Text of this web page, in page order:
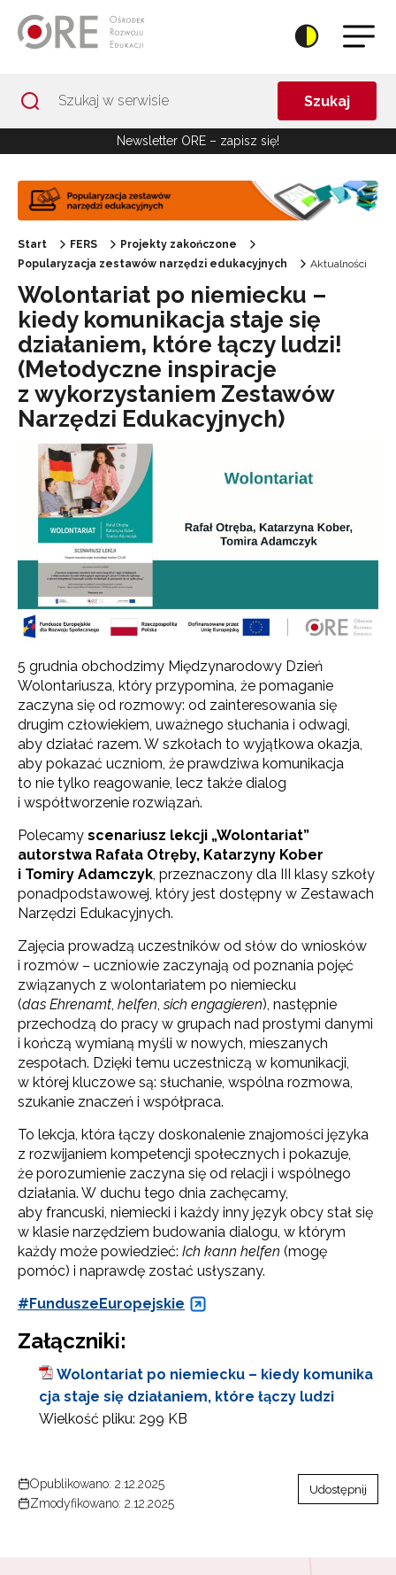
Szukaj
Newsletter ORE – zapisz się!
Start FERS
Projekty zakończone
Popularyzacja zestawów narzędzi edukacyjnych
Aktualności
Wolontariat po niemiecku –
kiedy komunikacja staje się
działaniem, które łączy ludzi!
(Metodyczne inspiracje
z wykorzystaniem Zestawów
Narzędzi Edukacyjnych)
5 grudnia obchodzimy Międzynarodowy Dzień
Wolontariusza, który przypomina, że pomaganie
zaczyna się od rozmowy: od zainteresowania się
drugim człowiekiem, uważnego słuchania i odwagi,
aby działać razem. W szkołach to wyjątkowa okazja,
aby pokazać uczniom, że prawdziwa komunikacja
to nie tylko reagowanie, lecz także dialog
i współtworzenie rozwiązań.
Polecamy scenariusz lekcji „Wolontariat”
autorstwa Rafała Otręby, Katarzyny Kober
i Tomiry Adamczyk, przeznaczony dla III klasy szkoły
ponadpodstawowej, który jest dostępny w Zestawach
Narzędzi Edukacyjnych.
Zajęcia prowadzą uczestników od słów do wniosków
i rozmów – uczniowie zaczynają od poznania pojęć
związanych z wolontariatem po niemiecku
(das Ehrenamt, helfen,sich engagieren), następnie
przechodzą do pracy w grupach nad prostymi danymi
i kończą wymianą myśli w nowych, mieszanych
zespołach. Dzięki temu uczestniczą w komunikacji,
w której kluczowe są: słuchanie, wspólna rozmowa,
szukanie znaczeń i współpraca.
To lekcja, która łączy doskonalenie znajomości języka
z rozwijaniem kompetencji społecznych i pokazuje,
że porozumienie zaczyna się od relacji i wspólnego
działania. W duchu tego dnia zachęcamy,
aby francuski, niemiecki i każdy inny język obcy stał się
w klasie narzędziem budowania dialogu, w którym
każdy może powiedzieć: Ich kann helfen (mogę
pomóc) i naprawdę zostać usłyszany.
#FunduszeEuropejskie
Załączniki:
Wolontariat po niemiecku – kiedy komunika
cja staje się działaniem, które łączy ludzi
Wielkość pliku: 299 KB
Opublikowano: 2.12.2025
Zmodyfikowano: 2.12.2025
Udostępnij